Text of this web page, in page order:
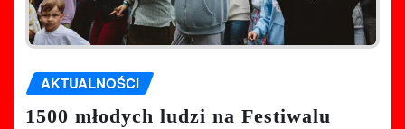
AKTUALNOŚCI
1500 młodych ludzi na Festiwalu